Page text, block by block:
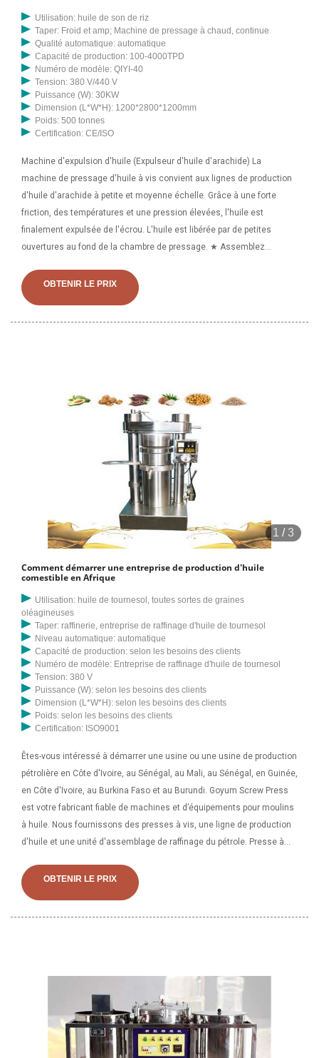
Utilisation: huile de son de riz
Taper: Froid et amp; Machine de pressage à chaud, continue
Qualité automatique: automatique
Capacité de production: 100-4000TPD
Numéro de modèle: QIYI-40
Tension: 380 V/440 V
Puissance (W): 30KW
Dimension (L*W*H): 1200*2800*1200mm
Poids: 500 tonnes
Certification: CE/ISO
Machine d'expulsion d'huile (Expulseur d'huile d'arachide) La
machine de pressage d'huile à vis convient aux lignes de production
d'huile d'arachide à petite et moyenne échelle. Grâce à une forte
friction, des températures et une pression élevées, l'huile est
finalement expulsée de l'écrou. L'huile est libérée par de petites
ouvertures au fond de la chambre de pressage. ★ Assemblez
la sur une surface solide. ★ Préchauffez la cage de presse pendant
environ 10 minutes avant de l'expulser. ★ Introduisez les graines
OBTENIR LE PRIX
1 /3
Comment démarrer une entreprise de production d'huile
comestible en Afrique
Utilisation: huile de tournesol, toutes sortes de graines
oléagineuses
Taper: raffinerie, entreprise de raffinage d'huile de tournesol
Niveau automatique: automatique
Capacité de production: selon les besoins des clients
Numéro de modèle: Entreprise de raffinage d'huile de tournesol
Tension: 380 V
Puissance (W): selon les besoins des clients
Dimension (L*W*H): selon les besoins des clients
Poids: selon les besoins des clients
Certification: ISO9001
Êtes-vous intéressé à démarrer une usine ou une usine de production
pétrolière en Côte d'Ivoire, au Sénégal, au Mali, au Sénégal, en Guinée,
en Côte d'Ivoire, au Burkina Faso et au Burundi. Goyum Screw Press
est votre fabricant fiable de machines et d’équipements pour moulins
à huile. Nous fournissons des presses à vis, une ligne de production
d'huile et une unité d'assemblage de raffinage du pétrole. Presse à
US / ensemble, neuf,
arachide/tournesol/soja/coprah/sésame/graines de récolte/palme.
OBTENIR LE PRIX